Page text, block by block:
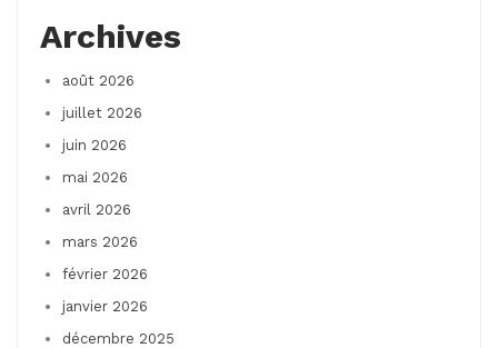
Archives
août 2026
juillet 2026
juin 2026
mai 2026
avril 2026
mars 2026
février 2026
janvier 2026
décembre 2025